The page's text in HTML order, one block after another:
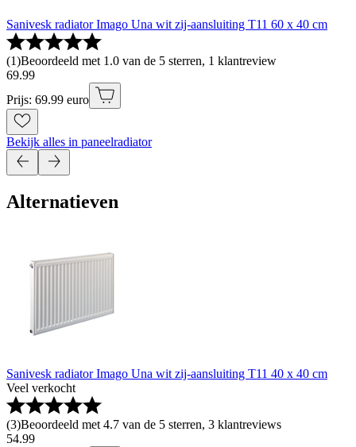
Sanivesk radiator Imago Una wit zij-aansluiting T11 60 x 40 cm
(1)Beoordeeld met 1.0 van de 5 sterren, 1 klantreview
69.99
Prijs: 69.99 euro
Bekijk alles in paneelradiator
Alternatieven
Sanivesk radiator Imago Una wit zij-aansluiting T11 40 x 40 cm
Veel verkocht
(3)Beoordeeld met 4.7 van de 5 sterren, 3 klantreviews
54.99